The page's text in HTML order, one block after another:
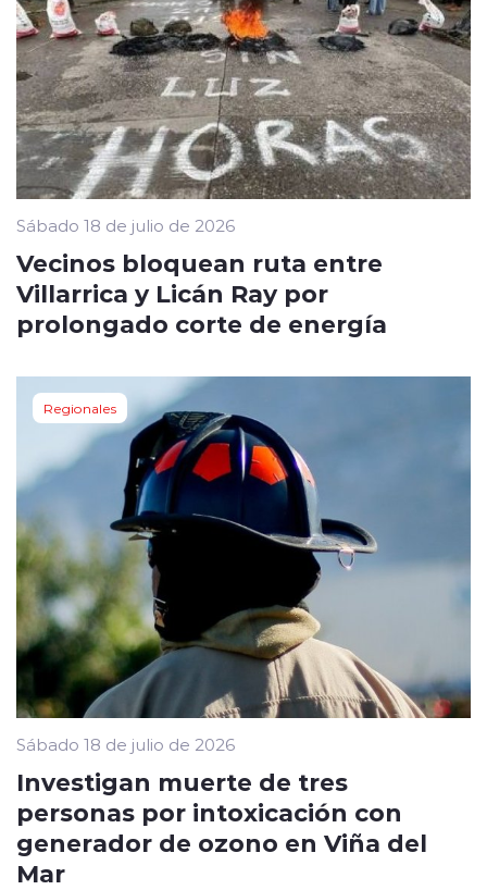
Sábado 18 de julio de 2026
Vecinos bloquean ruta entre
Villarrica y Licán Ray por
prolongado corte de energía
Regionales
Sábado 18 de julio de 2026
Investigan muerte de tres
personas por intoxicación con
generador de ozono en Viña del
Mar